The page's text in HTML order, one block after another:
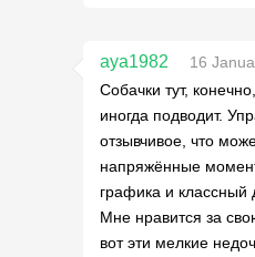
aya1982
16
Собачки тут,
иногда подводит.
отзывчивое, что
напряжённые
графика и классный
Мне нравится за
вот эти мелкие